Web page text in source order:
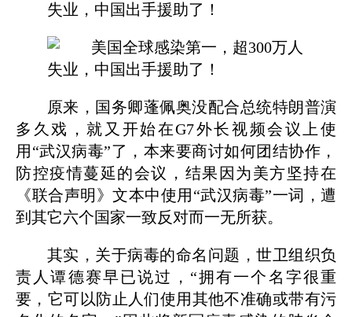
原来，国务卿蓬佩奥没配合总统特朗普演
多久戏，就又开始在G7外长视频会议上使
用“武汉病毒”了，本来要商讨如何团结协作，
防控疫情蔓延的会议，结果因为美方坚持在
《联合声明》文本中使用“武汉病毒”一词，遭
到其它六个国家一致反对而一无所获。
其实，关于病毒的命名问题，世卫组织负
责人谭德赛早已说过，“拥有一个名字很重
要，它可以防止人们使用其他不准确或带有污